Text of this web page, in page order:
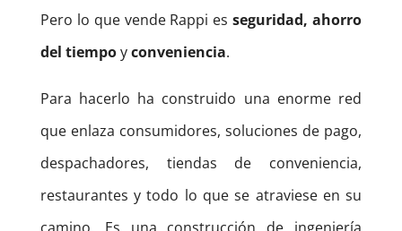
Pero lo que vende Rappi esseguridad, ahorro
del tiempoyconveniencia.
Para hacerlo ha construido una enorme red
que enlaza consumidores, soluciones de pago,
despachadores, tiendas de conveniencia,
restaurantes y todo lo que se atraviese en su